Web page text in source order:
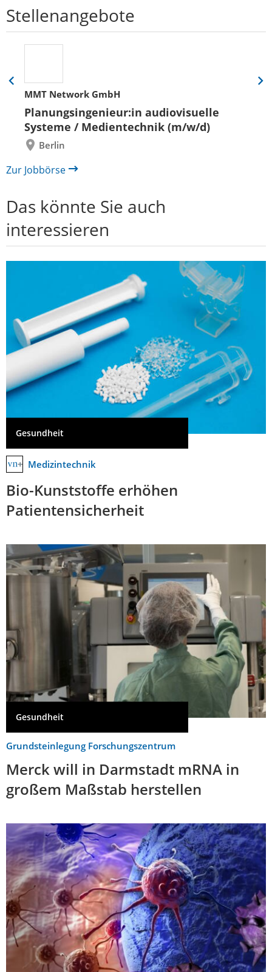
Stellenangebote
MMT Network GmbH
Planungsingenieur:in audiovisuelle
Systeme / Medientechnik (m/w/d)
Berlin
Eine
Folie
zurück
Eine
Zur Jobbörse
Das könnte Sie auch
interessieren
Gesundheit
Medizintechnik
Bio-Kunststoffe erhöhen
Patientensicherheit
Gesundheit
Grundsteinlegung Forschungszentrum
Merck will in Darmstadt mRNA in
großem Maßstab herstellen